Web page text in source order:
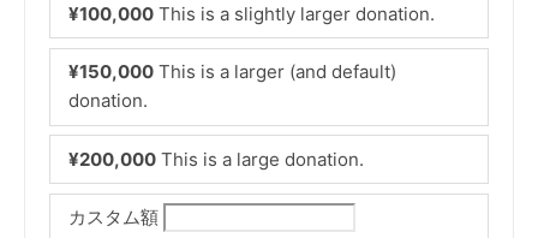
¥100,000 This is a slightly larger donation.
¥150,000 This is a larger (and default)
donation.
¥200,000 This is a large donation.
カスタム額